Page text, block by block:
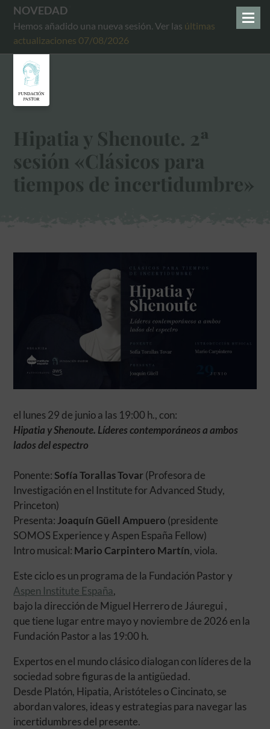
NOVEDAD
Hemos añadido una nueva sesión. Ver las últimas
actualizaciones 07/08/2026
Hipatia y Shenoute. 2ª
sesión «Clásicos para
tiempos de incertidumbre»
el lunes 29 de junio a las 19:00 h., con:
Hipatia y Shenoute. Líderes contemporáneos a ambos
lados del espectro
Ponente:Sofía Torallas Tovar(Profesora de
Investigación en el Institute for Advanced Study,
Princeton)
Presenta: Joaquín Güell Ampuero (presidente
SOMOS Experience y Aspen España Fellow)
Intro musical: Mario Carpintero Martín, viola.
Este ciclo es un programa de la Fundación Pastor y
Aspen Institute España,
bajo la dirección de Miguel Herrero de Jáuregui ,
que tiene lugar entre mayo y noviembre de 2026 en la
Fundación Pastor a las 19:00 h.
Expertos en el mundo clásico dialogan con líderes de la
sociedad sobre figuras de la antigüedad.
Desde Platón, Hipatia, Aristóteles o Cincinato, se
abordan valores, ideas y estrategias para navegar las
incertidumbres del presente.